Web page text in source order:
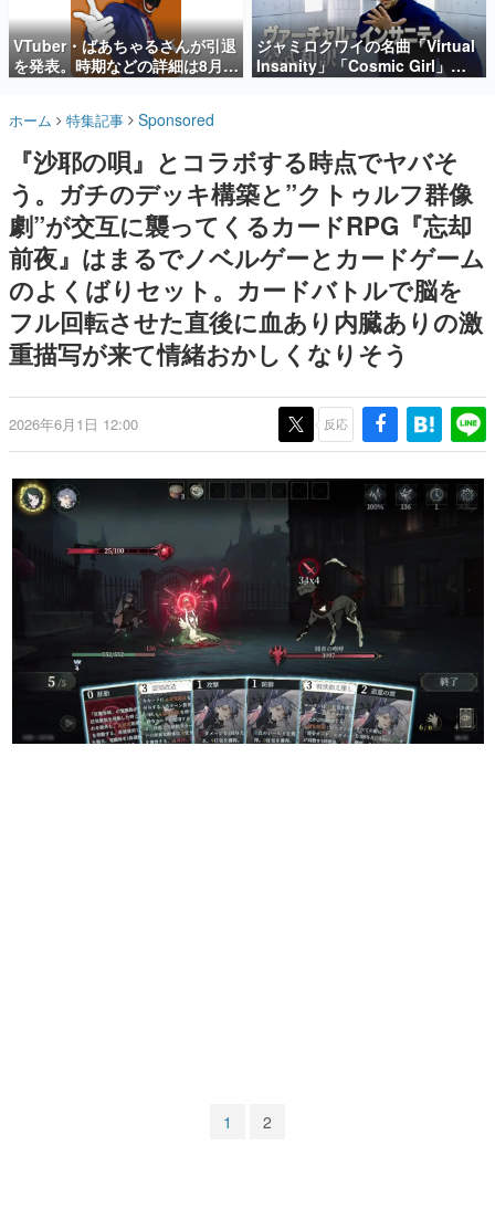
新世代に訊く
これからのデジタルゲーム市場を担う若きクリエイター達
の姿を追い、彼らのルーツと情熱を探っていきます。
ゲーム世代の作家たち
ゲームに多大な影響を受けた作家さんに取材し、ゲームが
日本のコンテンツ産業やカルチャーに与えた影響を探る企
画です。
日本モバイルゲーム産業史
日本のモバイルゲーム史における主要なトピック・タイト
ルを網羅するほか、開発者へのインタビューや識者による
解説を掲載。約20年の歴史が一望できる決定版！
若ゲのいたり〜ゲームクリエイターの青春〜
『うつヌケ』『ペンと箸』等で知られるマンガ家・田中圭
一先生によるゲーム業界レポートマンガです。
ゲーム開発者・hamatsu氏がゲームの魅力を画面や操作の
具体的な形から解き明かしていく、硬派で骨太な評論連載
です。
「経験値」「裏技」「ラスボス」… ゲームにまつわる言葉
の起源や用法の変遷を、コンピューター文化史研究家・タ
カテゴリ
マンガ
女性向け
アプリレビュー
VTuber・ばあちゃるさんが引退
を発表。時期などの詳細は8月9
日15時からの配信で説明
ジャミロクワイの名曲「Virtual
Insanity」「Cosmic Girl」
「Canned Heat」公式日本語字
9年ぶりとなる日本公演を記念し
て
ホーム 特集記事 Sponsored
『沙耶の唄』とコラボする時点でヤバそ
う。ガチのデッキ構築と”クトゥルフ群像
劇”が交互に襲ってくるカードRPG『忘却
前夜』はまるでノベルゲーとカードゲーム
のよくばりセット。カードバトルで脳を
フル回転させた直後に血あり内臓ありの激
重描写が来て情緒おかしくなりそう
2026年6月1日 12:00 反応
1 2